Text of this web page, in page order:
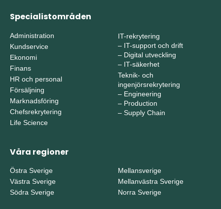
Specialistområden
Administration
Kundservice
Ekonomi
Finans
HR och personal
Försäljning
Marknadsföring
Chefsrekrytering
Life Science
IT-rekrytering
– IT-support och drift
– Digital utveckling
– IT-säkerhet
Teknik- och
ingenjörsrekrytering
– Engineering
– Production
– Supply Chain
Våra regioner
Östra Sverige
Västra Sverige
Södra Sverige
Mellansverige
Mellanvästra Sverige
Norra Sverige